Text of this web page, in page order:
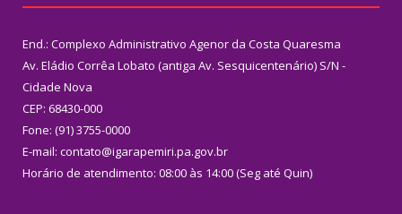
End.: Complexo Administrativo Agenor da Costa Quaresma
Av. Eládio Corrêa Lobato (antiga Av. Sesquicentenário) S/N -
Cidade Nova
CEP: 68430-000
Fone: (91) 3755-0000
E-mail: contato@igarapemiri.pa.gov.br
Horário de atendimento: 08:00 às 14:00 (Seg até Quin)